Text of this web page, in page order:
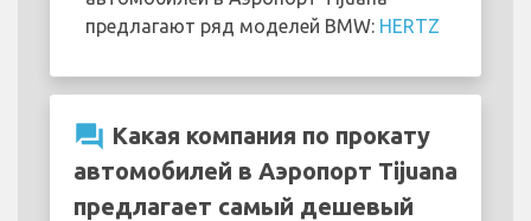
предлагают ряд моделей BMW: HERTZ
question_answer Какая компания по прокату
автомобилей в Аэропорт Tijuana
предлагает самый дешевый